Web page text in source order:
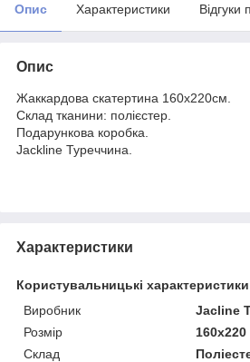
Опис Характеристики Відгуки
Опис
Жаккардова скатертина 160х220см.
Склад тканини: полієстер.
Подарункова коробка.
Jackline Туреччина.
Характеристики
Користувальницькі характеристики
Виробник
Jacline
Розмір
160х220
Склад